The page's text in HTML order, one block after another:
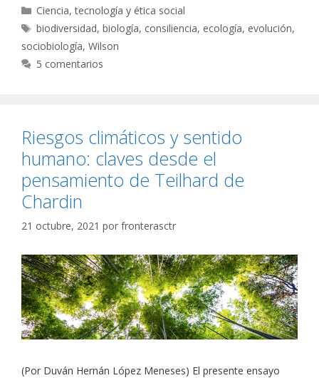
Categorías
Ciencia, tecnología y ética social
Etiquetas
biodiversidad,biología, consiliencia, ecología, evolución,
sociobiología, Wilson
5 comentarios
Riesgos climáticos y sentido
humano: claves desde el
pensamiento de Teilhard de
Chardin
21 octubre, 2021 por fronterasctr
(Por Duván Hernán López Meneses) El presente ensayo